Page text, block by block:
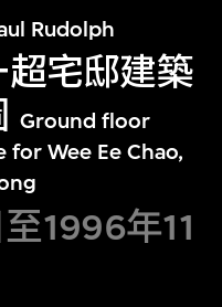
Rudolph
宅邸建築
Ground floor
Wee Ee Chao,
1996年11